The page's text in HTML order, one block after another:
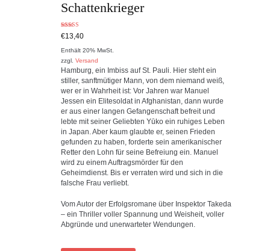
Schattenkrieger
Bewertet mit
5.00
€13,40
Enthält 20% MwSt.
zzgl. Versand
Hamburg, ein Imbiss auf St. Pauli. Hier steht ein
stiller, sanftmütiger Mann, von dem niemand weiß,
wer er in Wahrheit ist: Vor Jahren war Manuel
Jessen ein Elitesoldat in Afghanistan, dann wurde
er aus einer langen Gefangenschaft befreit und
lebte mit seiner Geliebten Yūko ein ruhiges Leben
in Japan. Aber kaum glaubte er, seinen Frieden
gefunden zu haben, forderte sein amerikanischer
Retter den Lohn für seine Befreiung ein. Manuel
wird zu einem Auftragsmörder für den
Geheimdienst. Bis er verraten wird und sich in die
falsche Frau verliebt.
Vom Autor der Erfolgsromane über Inspektor Takeda
– ein Thriller voller Spannung und Weisheit, voller
Abgründe und unerwarteter Wendungen.